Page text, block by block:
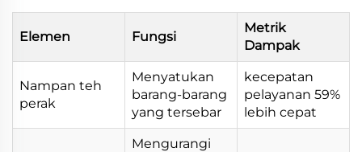
Elemen Fungsi
Metrik
Dampak
Nampan teh
perak
Menyatukan
barang-barang
yang tersebar
kecepatan
pelayanan 59%
lebih cepat
Mengurangi